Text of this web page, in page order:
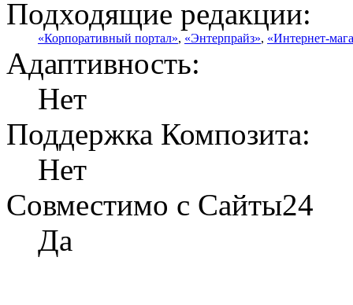
Подходящие редакции:
«Корпоративный портал», «Энтерпрайз», «Интернет-
Адаптивность:
Нет
Поддержка Композита:
Нет
Совместимо с Сайты24
Да